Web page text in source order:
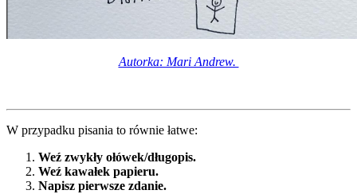
Autorka: Mari Andrew.
W przypadku pisania to równie łatwe:
Weź zwykły ołówek/długopis.
Weź kawałek papieru.
Napisz pierwsze zdanie.